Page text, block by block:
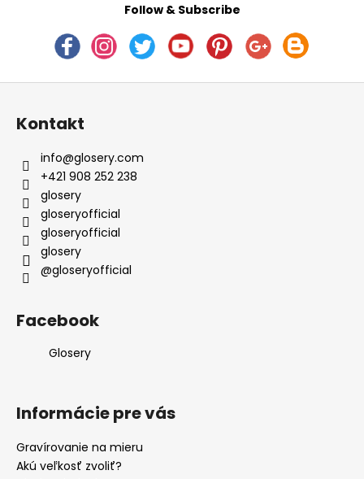
Follow & Subscribe
Z
Kontakt
info@glosery.com
+421 908 252 238
glosery
gloseryofficial
gloseryofficial
glosery
@gloseryofficial
Facebook
Glosery
Informácie pre vás
Gravírovanie na mieru
Akú veľkosť zvoliť?